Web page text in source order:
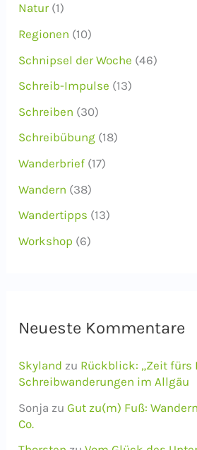
Natur(1)
Regionen (10)
Schnipsel der Woche (46)
Schreib-Impulse (13)
Schreiben (30)
Schreibübung (18)
Wanderbrief (17)
Wandern (38)
Wandertipps (13)
Workshop (6)
Neueste Kommentare
Skyland zu Rückblick: „Zeit fürs
Schreibwanderungen im Allgäu
Sonja zuGut zu(m) Fuß:
Co.